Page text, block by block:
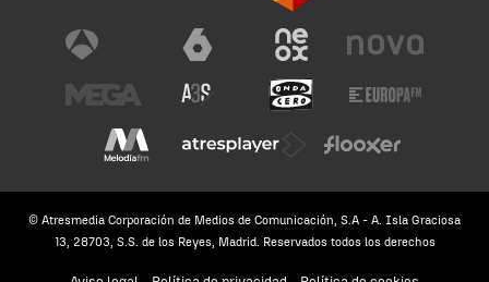
© Atresmedia Corporación de Medios de Comunicación, S.A - A. Isla Graciosa
13, 28703, S.S. de los Reyes, Madrid. Reservados todos los derechos